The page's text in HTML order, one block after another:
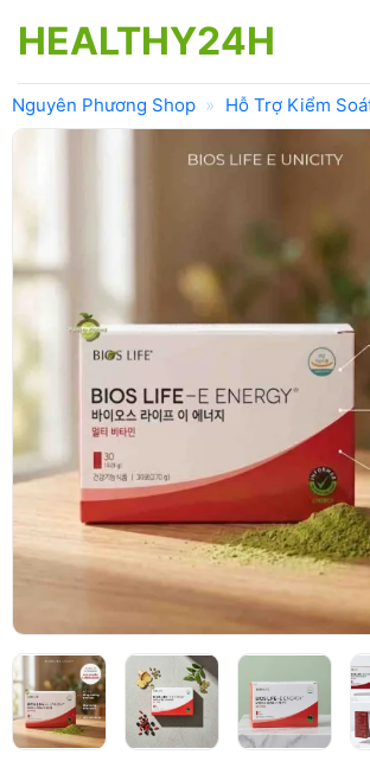
qua
dung
HEALTHY24H
Nguyên Phương Shop » Hỗ Trợ Kiểm